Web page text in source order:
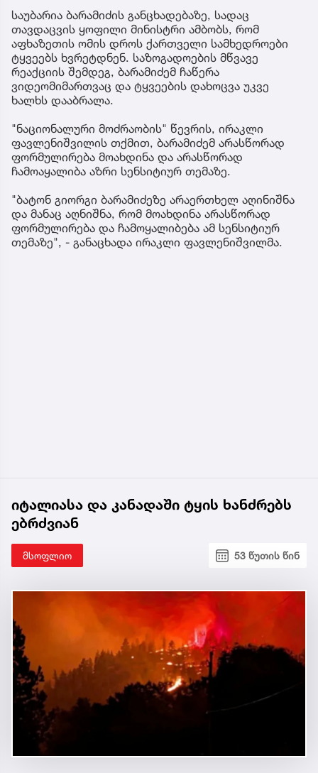
საუბარია ბარამიძის განცხადებაზე, სადაც
თავდაცვის ყოფილი მინისტრი ამბობს, რომ
აფხაზეთის ომის დროს ქართველი სამხედროები
ტყვეებს ხვრეტდნენ. საზოგადოების მწვავე
რეაქციის შემდეგ, ბარამიძემ ჩაწერა
ვიდეომიმართვაც და ტყვეების დახოცვა უკვე
ხალხს დააბრალა.
"ნაციონალური მოძრაობის" წევრის, ირაკლი
ფავლენიშვილის თქმით, ბარამიძემ არასწორად
ფორმულირება მოახდინა და არასწორად
ჩამოაყალიბა აზრი სენსიტიურ თემაზე.
"ბატონ გიორგი ბარამიძეზე არაერთხელ აღინიშნა
და მანაც აღნიშნა, რომ მოახდინა არასწორად
ფორმულირება და ჩამოყალიბება ამ სენსიტიურ
თემაზე", - განაცხადა ირაკლი ფავლენიშვილმა.
იტალიასა და კანადაში ტყის ხანძრებს
ებრძვიან
მსოფლიო 53 წუთის წინ